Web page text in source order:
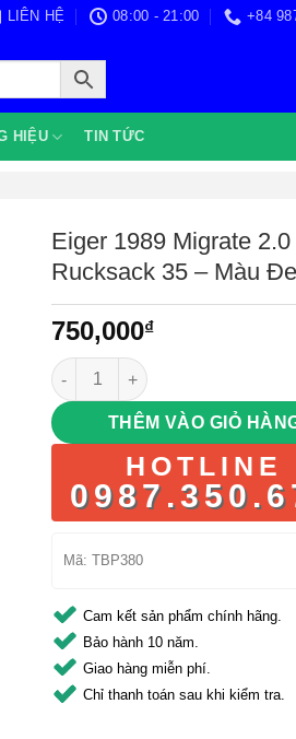
LIÊN HỆ 08:00 - 21:00 +84
HIỆU TIN TỨC
Eiger 1989 Migrate 2.0
Rucksack 35 – Màu
750,000₫
Eiger 1989 Migrate 2.0
THÊM VÀO GIỎ
HOTLINE
Mã:TBP380
Cam kết sản phẩm chính hãng.
Bảo hành 10 năm.
Giao hàng miễn phí.
Chỉ thanh toán sau khi kiểm tra.